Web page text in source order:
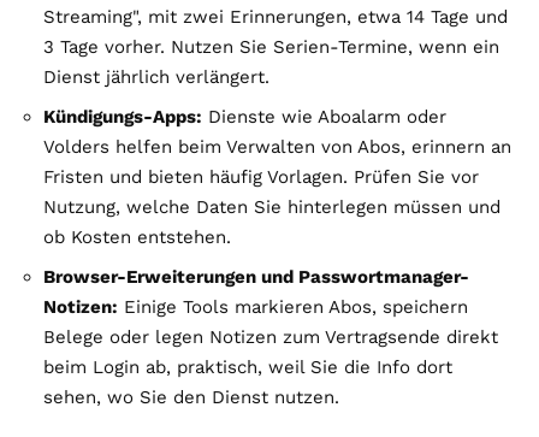
Streaming", mit zwei Erinnerungen, etwa 14 Tage und
3 Tage vorher. Nutzen Sie Serien-Termine, wenn ein
Dienst jährlich verlängert.
Kündigungs-Apps: Dienste wie Aboalarm oder
Volders helfen beim Verwalten von Abos, erinnern an
Fristen und bieten häufig Vorlagen. Prüfen Sie vor
Nutzung, welche Daten Sie hinterlegen müssen und
ob Kosten entstehen.
Browser-Erweiterungen und Passwortmanager-
Notizen: Einige Tools markieren Abos, speichern
Belege oder legen Notizen zum Vertragsende direkt
beim Login ab, praktisch, weil Sie die Info dort
sehen, wo Sie den Dienst nutzen.